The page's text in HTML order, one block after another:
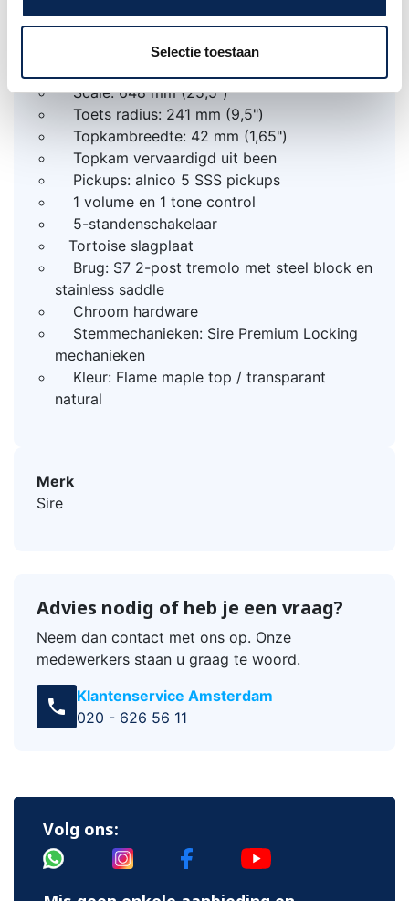
Selectie toestaan
Toets: geroosterde esdoorn
Abalone Dots toets inleg
Scale: 648 mm (25,5")
Toets radius: 241 mm (9,5")
Topkambreedte: 42 mm (1,65")
Topkam vervaardigd uit been
Pickups: alnico 5 SSS pickups
1 volume en 1 tone control
5-standenschakelaar
Tortoise slagplaat
Brug: S7 2-post tremolo met steel block en
stainless saddle
Chroom hardware
Stemmechanieken: Sire Premium Locking
mechanieken
Kleur: Flame maple top / transparant
natural
Merk
Sire
Advies nodig of heb je een vraag?
Neem dan contact met ons op. Onze
medewerkers staan u graag te woord.
call
Klantenservice Amsterdam
020 - 626 56 11
Volg ons: